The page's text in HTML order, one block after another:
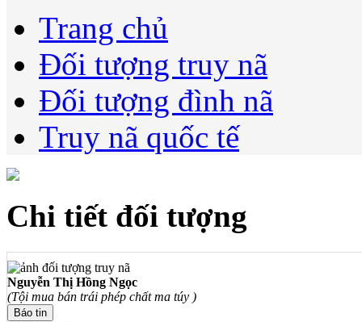
Trang chủ
Đối tượng truy nã
Đối tượng đình nã
Truy nã quốc tế
Chi tiết đối tượng
Nguyễn Thị Hồng Ngọc
(Tội mua bán trái phép chất ma túy )